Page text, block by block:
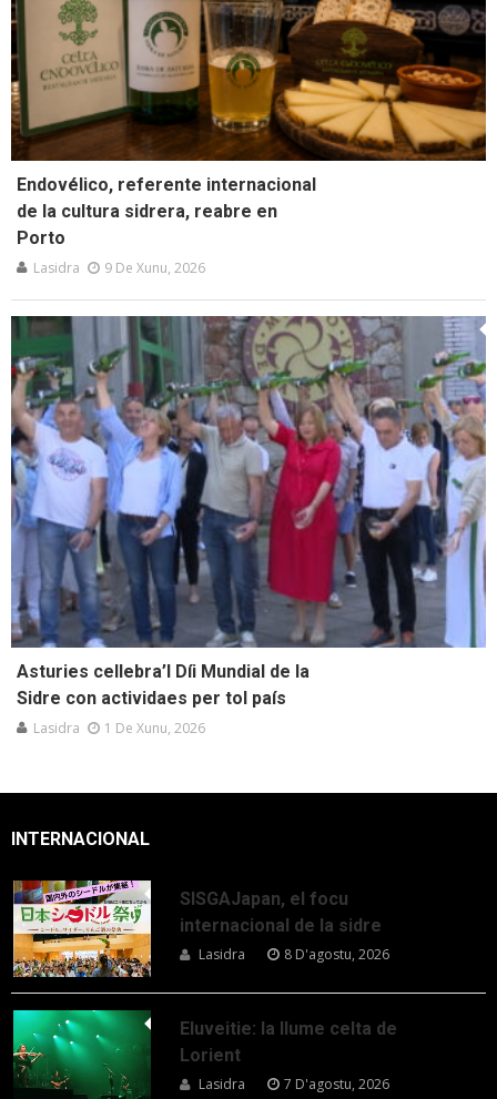
Endovélico, referente internacional
de la cultura sidrera, reabre en
Porto
Lasidra 9 De Xunu, 2026
Asturies cellebra’l Díi Mundial de la
Sidre con actividaes per tol país
Lasidra 1 De Xunu, 2026
INTERNACIONAL
SISGAJapan, el focu
internacional de la sidre
Lasidra 8 D'agostu, 2026
Eluveitie: la llume celta de
Lorient
Lasidra 7 D'agostu, 2026